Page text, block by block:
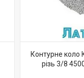
Контурне коло
різь 3/8